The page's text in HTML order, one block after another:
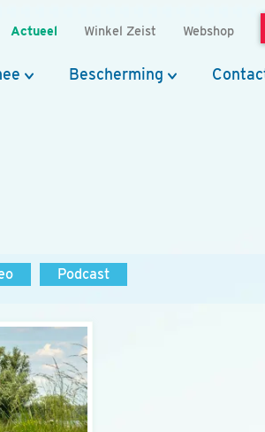
Actueel Winkel Zeist Webshop
Bescherming
Podcast